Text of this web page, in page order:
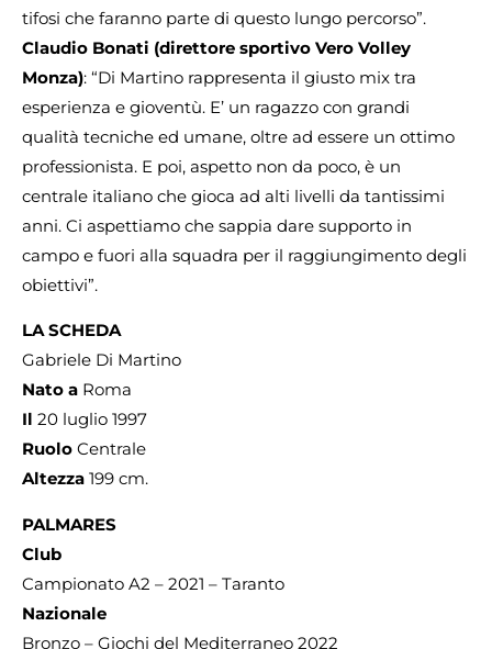
tifosi che faranno parte di questo lungo percorso”.
Claudio Bonati (direttore sportivo Vero Volley
Monza): “Di Martino rappresenta il giusto mix tra
esperienza e gioventù. E’ un ragazzo con grandi
qualità tecniche ed umane, oltre ad essere un ottimo
professionista. E poi, aspetto non da poco, è un
centrale italiano che gioca ad alti livelli da tantissimi
anni. Ci aspettiamo che sappia dare supporto in
campo e fuori alla squadra per il raggiungimento degli
obiettivi”.
LA SCHEDA
Gabriele Di Martino
Nato a Roma
Il 20 luglio 1997
Ruolo Centrale
Altezza 199 cm.
PALMARES
Club
Campionato A2 – 2021 – Taranto
Nazionale
Bronzo – Giochi del Mediterraneo 2022